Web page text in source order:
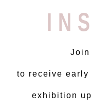
to receive
exhibition